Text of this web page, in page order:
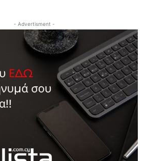
- Advertisment -